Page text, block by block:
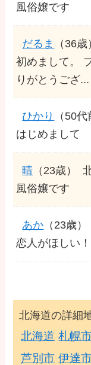
風俗嬢です
だるま （36歳
初めまして。
りがとうござ...
ひかり （50代
はじめまして
晴 （23歳）
風俗嬢です
あか （23歳）
恋人がほしい！
北海道の詳細
北海道 札幌
芦別市 伊達